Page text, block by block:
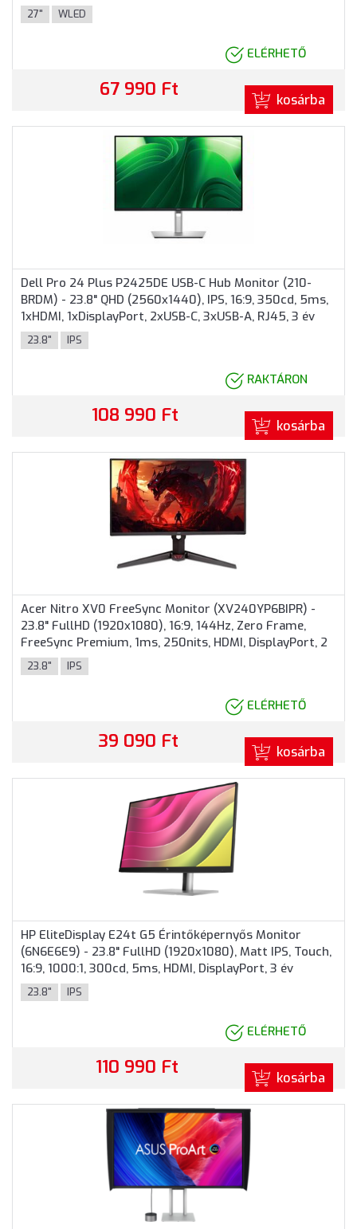
27" WLED
ELÉRHETŐ
67 990 Ft kosárba
Dell Pro 24 Plus P2425DE USB-C Hub Monitor (210-
BRDM) - 23.8" QHD (2560x1440), IPS, 16:9, 350cd, 5ms,
1xHDMI, 1xDisplayPort, 2xUSB-C, 3xUSB-A, RJ45, 3 év
garancia, Fekete-ezüst színben
23.8" IPS
RAKTÁRON
108 990 Ft kosárba
Acer Nitro XV0 FreeSync Monitor (XV240YP6BIPR) -
23.8" FullHD (1920x1080), 16:9, 144Hz, Zero Frame,
FreeSync Premium, 1ms, 250nits, HDMI, DisplayPort, 2
év garancia, Fekete színben
23.8" IPS
ELÉRHETŐ
39 090 Ft kosárba
HP EliteDisplay E24t G5 Érintőképernyős Monitor
(6N6E6E9) - 23.8" FullHD (1920x1080), Matt IPS, Touch,
16:9, 1000:1, 300cd, 5ms, HDMI, DisplayPort, 3 év
garancia
23.8" IPS
ELÉRHETŐ
110 990 Ft kosárba